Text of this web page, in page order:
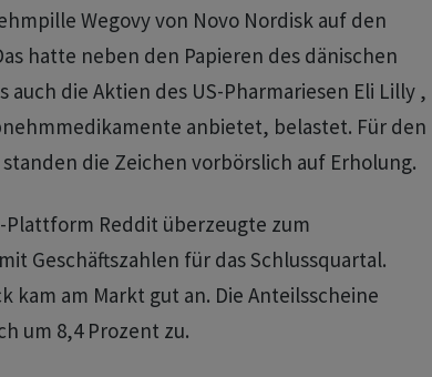
Wegovy von Novo Nordisk auf den
hatte neben den Papieren des dänischen
auch die Aktien des US-Pharmariesen Eli Lilly ,
anbietet, belastet. Für den
standen die Zeichen vorbörslich auf Erholung.
Plattform Reddit überzeugte zum
Geschäftszahlen für das Schlussquartal.
kam am Markt gut an. Die Anteilsscheine
um 8,4 Prozent zu.